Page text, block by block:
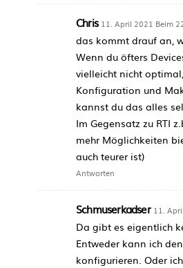
Chris 11. April 2021 Beim
das kommt drauf an,
Wenn du öfters
vielleicht nicht
Konfiguration und
kannst du das alles
Im Gegensatz zu RTI
mehr Möglichkeiten
auch teurer ist)
Antworten
Schmuserkadser 11.
Da gibt es eigentlich
Entweder kann ich
konfigurieren. Oder